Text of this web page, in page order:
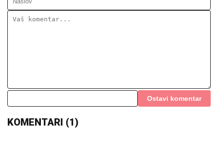
"Njima je satnica jača nego programerima": Majstor u
Srbiji zaradio 1.000 evra za dva dana, računica